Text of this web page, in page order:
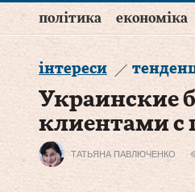
політика економіка
інтереси
Украинские
клиентами с
ТАТЬЯНА ПАВЛЮЧЕНКО